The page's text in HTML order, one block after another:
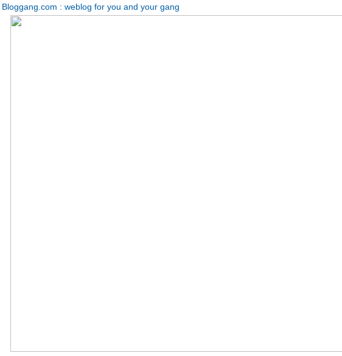
Bloggang.com : weblog for you and your gang